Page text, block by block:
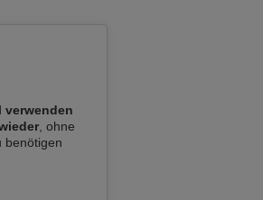
verwenden
, ohne
benötigen